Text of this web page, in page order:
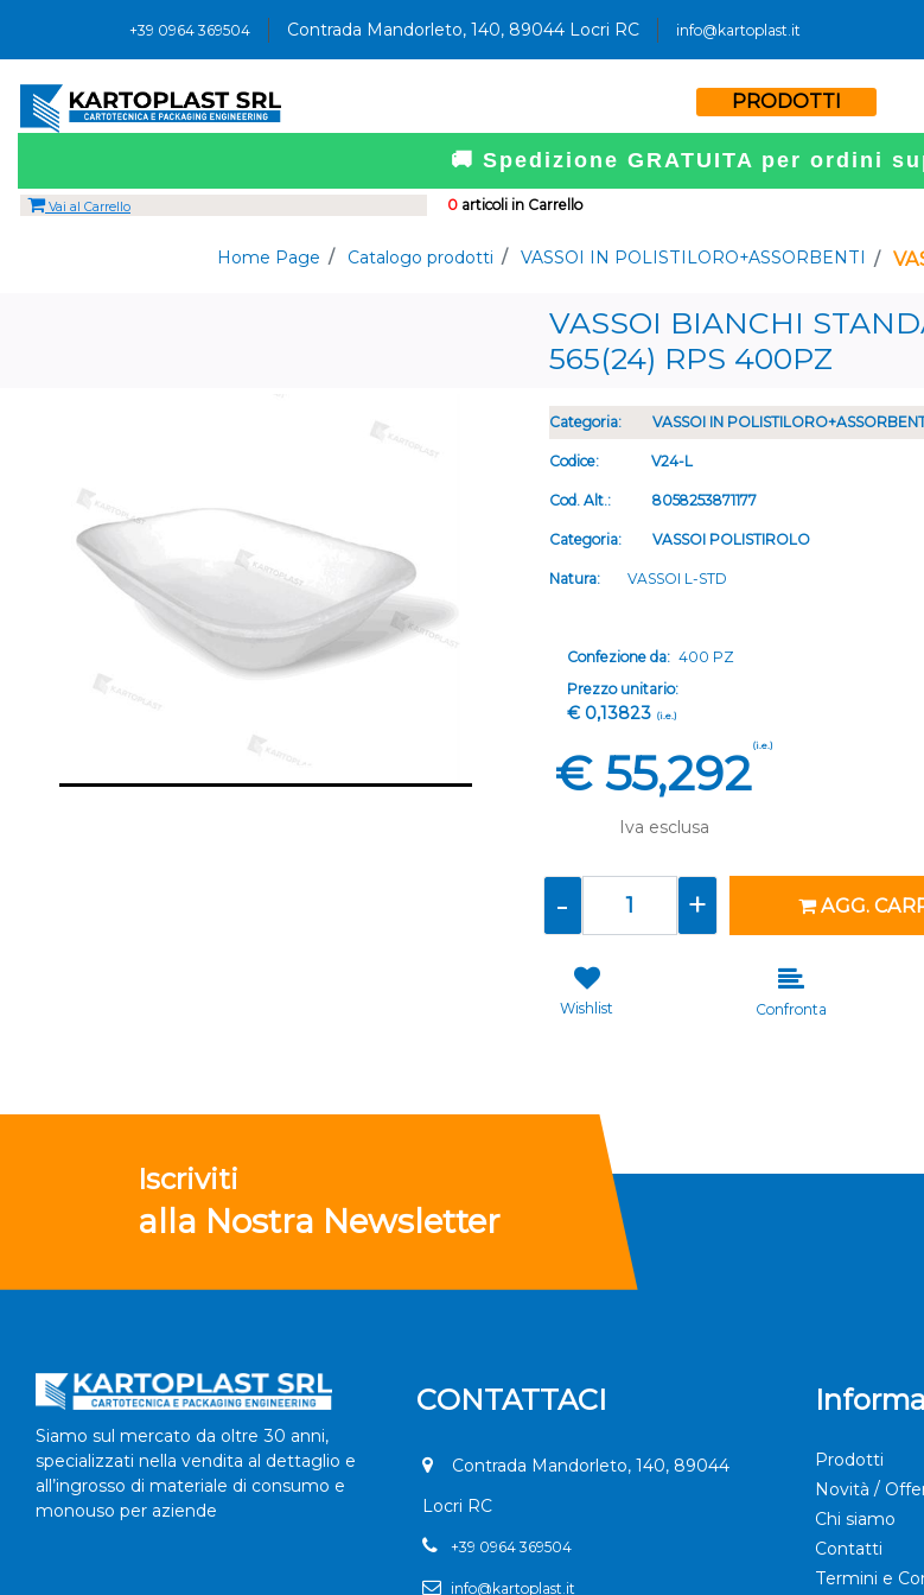
+39 0964 369504 Contrada Mandorleto, 140, 89044 Locri RC
info@kartoplast.it
PRODOTTI
🚚 Spedizione GRATUITA per ordini
0articoli in Carrello
Vai al Carrello
Home Page Catalogo prodotti VASSOI IN POLISTILORO+ASSORBENTI
VASSOI BIANCHI
565(24) RPS 400PZ
Categoria: VASSOI IN
Codice: V24-L
Cod. Alt.: 8058253871177
Categoria: VASSOI POLISTIROLO
Natura: VASSOI L-STD
Confezione da: 400 PZ
Prezzo unitario:
€ 0,13823 (i.e.)
€ 55,292(i.e.)
Iva esclusa
AGG.
Wishlist Confronta
Iscriviti
alla Nostra Newsletter
Siamo sul mercato da oltre 30 anni,
specializzati nella vendita al dettaglio e
all’ingrosso di materiale di consumo e
monouso per aziende
CONTATTACI
Contrada Mandorleto, 140, 89044
Locri RC
+39 0964 369504
info@kartoplast.it
Prodotti
Novità /
Chi siamo
Contatti
Termini e